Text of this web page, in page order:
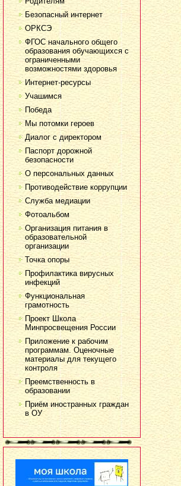
Безопасный интернет
ОРКСЭ
ФГОС начального общего
образования обучающихся с
ограниченными
возможностями здоровья
Интернет-ресурсы
Учашимся
Победа
Мы потомки героев
Диалог с директором
Паспорт дорожной
безопасности
О персональных данных
Противодействие коррупции
Служба медиации
Фотоальбом
Организация питания в
образовательной
организации
Точка опоры
Профилактика вирусных
инфекций
Функциональная
грамотность
Проект Школа
Минпросвещения России
Приложение к рабочим
программам. Оценочные
материалы для текущего
контроля
Преемственность в
образовании
Приём иностранных граждан
в ОУ